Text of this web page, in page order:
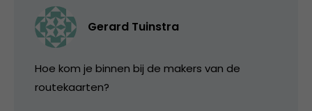
Gerard Tuinstra
Hoe kom je binnen bij de makers van de
routekaarten?